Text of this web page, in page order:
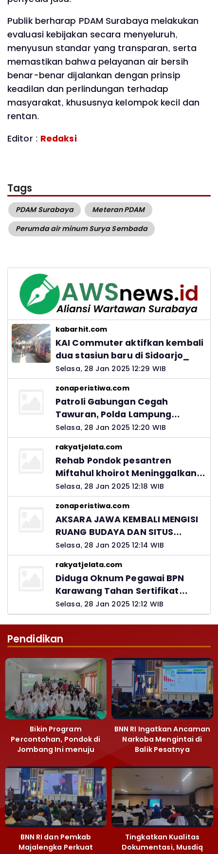
Publik berharap PDAM Surabaya melakukan
evaluasi kebijakan secara menyeluruh,
menyusun standar yang transparan, serta
memastikan bahwa pelayanan air bersih
benar-benar dijalankan dengan prinsip
keadilan dan perlindungan terhadap
masyarakat, khususnya kelompok kecil dan
rentan.
Editor : Redaksi
Tags
PDAM Surabaya
Meteran PDAM
Perumda air minum Surya Sembada
kabarhit.com
KAI Commuter aktifkan kembali
dua stasiun baru di Sidoarjo_
Selasa, 28 Jan 2025 12:29 WIB
zonaperistiwa.com
Patroli Gabungan Cegah
Tawuran, Polda Lampung
Ingatkan Peran Orang Tua
Selasa, 28 Jan 2025 12:20 WIB
rakyatjelata.com
Rehab Pondok pesantren
Miftahul khoirot Meninggalkan
Hutang Ke Material, Mantan
Kadis PUPR Harus Bertanggung
Jawab
Selasa, 28 Jan 2025 12:18 WIB
zonaperistiwa.com
AKSARA JAWA KEMBALI MENGISI
RUANG BUDAYA DAN SITUS
LELUHUR NUSANTARA
Selasa, 28 Jan 2025 12:14 WIB
rakyatjelata.com
Diduga Oknum Pegawai BPN
Karawang Tahan Sertifikat
Pemohon PTSL
Selasa, 28 Jan 2025 12:12 WIB
Pendidikan
Bikin Program
Percontohan, Pondok di
Jombang Ini menuju
Mandiri Kelola Sampah
dan Ketahanan Pangan
BNN RI Ingatkan Ancaman
Narkoba Mengintai di
Balik Pesatnya
Majalengka
BNN RI dan Pemkab
Majalengka Perkuat
Tingkatkan Kualitas
Dokumentasi, Musdiq